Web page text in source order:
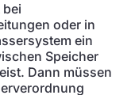
oder in
ein
Speicher
Dann müssen